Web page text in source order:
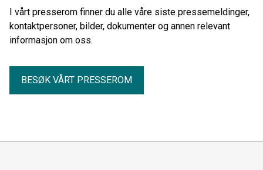
I vårt presserom finner du alle våre siste pressemeldinger,
kontaktpersoner, bilder, dokumenter og annen relevant
informasjon om oss.
BESØK VÅRT PRESSEROM